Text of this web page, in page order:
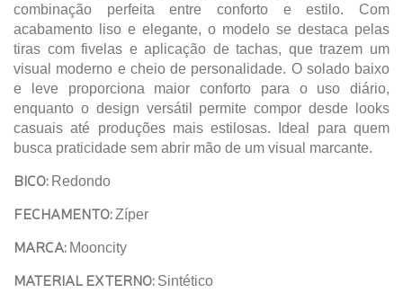
combinação perfeita entre conforto e estilo. Com
acabamento liso e elegante, o modelo se destaca pelas
tiras com fivelas e aplicação de tachas, que trazem um
visual moderno e cheio de personalidade. O solado baixo
e leve proporciona maior conforto para o uso diário,
enquanto o design versátil permite compor desde looks
casuais até produções mais estilosas. Ideal para quem
busca praticidade sem abrir mão de um visual marcante.
BICO: Redondo
FECHAMENTO:Zíper
MARCA: Mooncity
MATERIAL EXTERNO: Sintético